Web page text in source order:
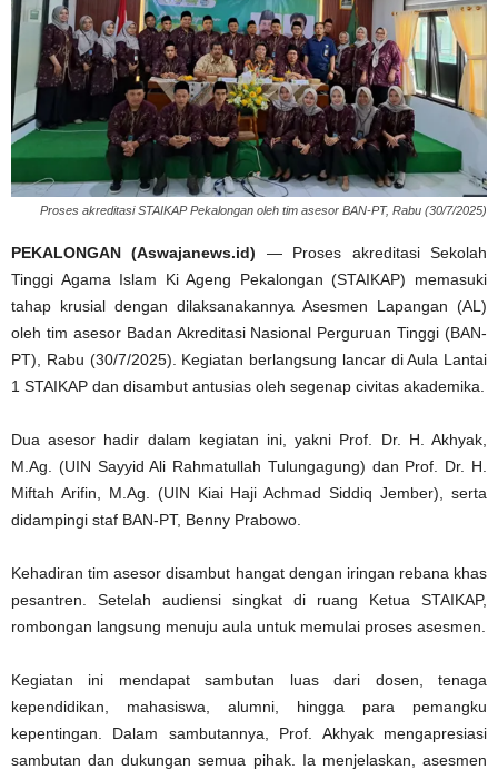
Proses akreditasi STAIKAP Pekalongan oleh tim asesor BAN-PT, Rabu (30/7/2025)
PEKALONGAN (Aswajanews.id) — Proses akreditasi Sekolah
Tinggi Agama Islam Ki Ageng Pekalongan (STAIKAP) memasuki
tahap krusial dengan dilaksanakannya Asesmen Lapangan (AL)
oleh tim asesor Badan Akreditasi Nasional Perguruan Tinggi (BAN-
PT), Rabu (30/7/2025). Kegiatan berlangsung lancar di Aula Lantai
1 STAIKAP dan disambut antusias oleh segenap civitas akademika.
Dua asesor hadir dalam kegiatan ini, yakni Prof. Dr. H. Akhyak,
M.Ag. (UIN Sayyid Ali Rahmatullah Tulungagung) dan Prof. Dr. H.
Miftah Arifin, M.Ag. (UIN Kiai Haji Achmad Siddiq Jember), serta
didampingi staf BAN-PT, Benny Prabowo.
Kehadiran tim asesor disambut hangat dengan iringan rebana khas
pesantren. Setelah audiensi singkat di ruang Ketua STAIKAP,
rombongan langsung menuju aula untuk memulai proses asesmen.
Kegiatan ini mendapat sambutan luas dari dosen, tenaga
kependidikan, mahasiswa, alumni, hingga para pemangku
kepentingan. Dalam sambutannya, Prof. Akhyak mengapresiasi
sambutan dan dukungan semua pihak. Ia menjelaskan, asesmen